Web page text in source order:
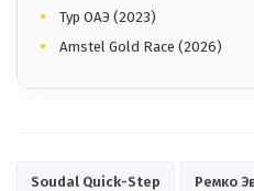
Тур ОАЭ (2023)
Amstel Gold Race (2026)
Soudal Quick-Step Ремко